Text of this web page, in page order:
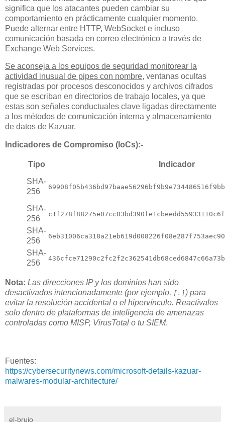
significa que los atacantes pueden cambiar su
comportamiento en prácticamente cualquier momento.
Puede alternar entre HTTP, WebSocket e incluso
comunicación basada en correo electrónico a través de
Exchange Web Services.
Se aconseja a los equipos de seguridad monitorear la
actividad inusual de pipes con nombre, ventanas ocultas
registradas por procesos desconocidos y archivos cifrados
que se escriban en directorios de trabajo locales, ya que
estas son señales conductuales clave ligadas directamente
a los métodos de comunicación interna y almacenamiento
de datos de Kazuar.
Indicadores de Compromiso (IoCs):-
Tipo
Indicador
SHA-
256
SHA-
256
SHA-
256
SHA-
256
Nota: Las direcciones IP y los dominios han sido
desactivados intencionadamente (por ejemplo, [.] ) para
evitar la resolución accidental o el hipervínculo. Reactívalos
solo dentro de plataformas de inteligencia de amenazas
controladas como MISP, VirusTotal o tu SIEM.
Fuentes:
https://cybersecuritynews.com/microsoft-details-kazuar-
malwares-modular-architecture/
el-brujo